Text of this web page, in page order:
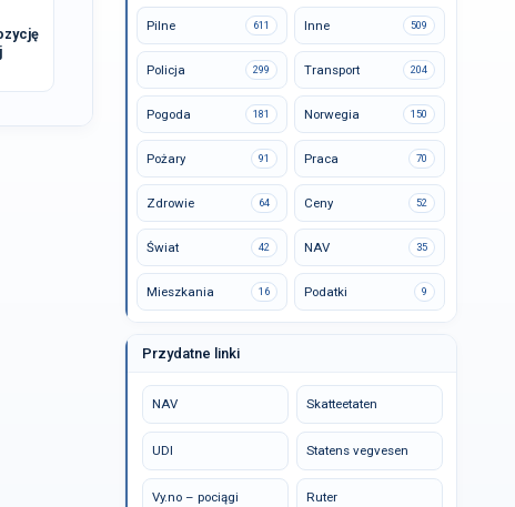
Pilne 611 Inne 509
Policja 299 Transport 204
Pogoda 181 Norwegia 150
Pożary 91 Praca 70
Zdrowie 64 Ceny 52
Świat 42 NAV 35
Mieszkania 16 Podatki 9
Przydatne linki
NAV Skatteetaten
UDI Statens vegvesen
Vy.no – pociągi Ruter